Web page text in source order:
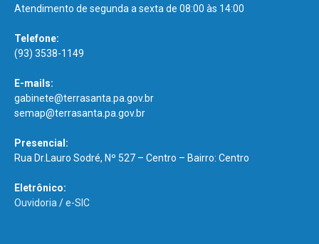
Atendimento de segunda a sexta de 08:00 às 14:00
Telefone:
(93) 3538-1149
E-mails:
gabinete@terrasanta.pa.gov.br
semap@terrasanta.pa.gov.br
Presencial:
Rua Dr.Lauro Sodré, Nº 527 – Centro – Bairro: Centro
Eletrônico:
Ouvidoria /e-SIC